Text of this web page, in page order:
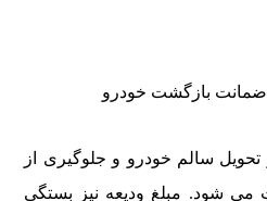
ضمانت بازگشت خودرو
تحویل سالم خودرو و جلوگیری از
شود. مبلغ ودیعه نیز بستگی